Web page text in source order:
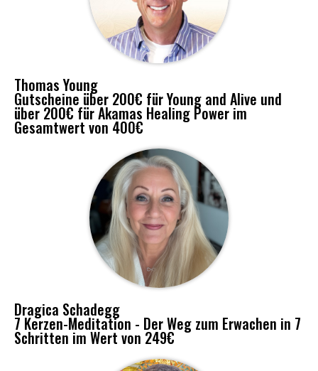
Thomas Young
Gutscheine über 200€ für Young and Alive und
über 200€ für Akamas Healing Power im
Gesamtwert von 400€
Dragica Schadegg
7 Kerzen-Meditation - Der Weg zum Erwachen in 7
Schritten im Wert von 249€